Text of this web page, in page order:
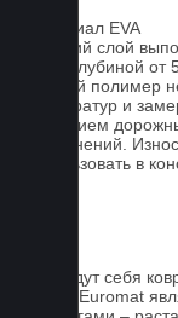
Материал EVA
Верхний слой
сетки глубиной
Данный полимер
температур и
действием
загрязнений.
использовать в
Как ведут себя
Ковры Euromat